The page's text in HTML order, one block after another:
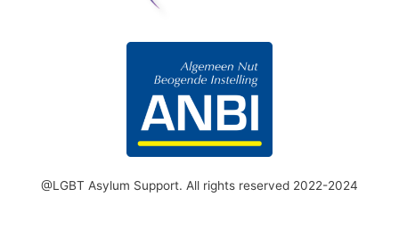
@LGBT Asylum Support. All rights reserved 2022-2024